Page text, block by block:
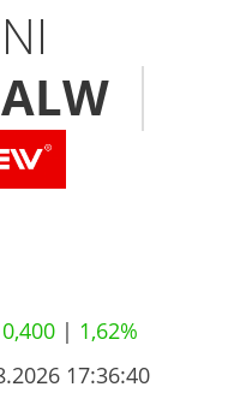
ALW
0,400 | 1,62%
17:36:40